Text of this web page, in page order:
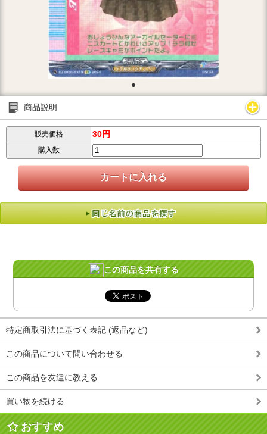
商品説明
販売価格 30円
購入数
この商品を共有する
特定商取引法に基づく表記 (返品など)
この商品について問い合わせる
この商品を友達に教える
買い物を続ける
おすすめ